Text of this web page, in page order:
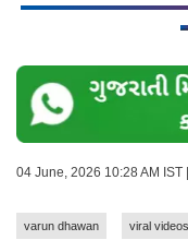
04 June, 2026 10:28 AM
varun dhawan viral videos